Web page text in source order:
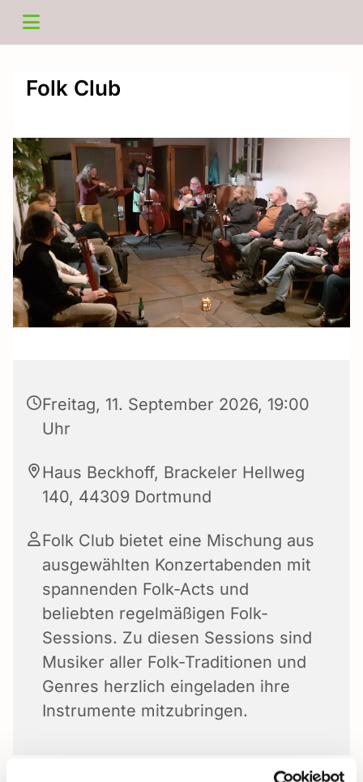
Folk Club
Freitag, 11. September 2026, 19:00
Uhr
Haus Beckhoff, Brackeler Hellweg
140, 44309 Dortmund
Folk Club bietet eine Mischung aus
ausgewählten Konzertabenden mit
spannenden Folk-Acts und
beliebten regelmäßigen Folk-
Sessions. Zu diesen Sessions sind
Musiker aller Folk-Traditionen und
Genres herzlich eingeladen ihre
Instrumente mitzubringen.